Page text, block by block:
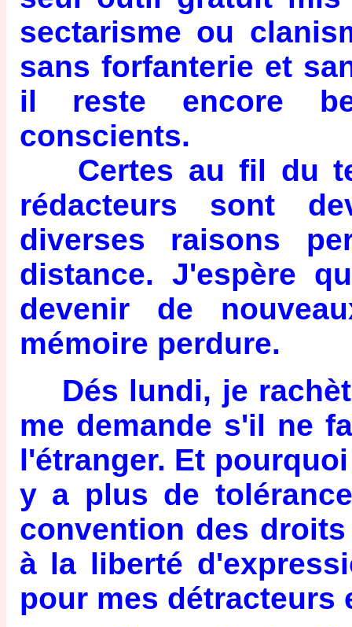
sectarisme ou
sans forfanterie et
il reste encore
conscients.
Certes au fil du
rédacteurs sont
diverses raisons
distance. J'espère
devenir de
mémoire perdure.
Dés lundi, je
me demande s'il ne
l'étranger. Et
y a plus de
convention des
à la liberté
pour mes détracteurs